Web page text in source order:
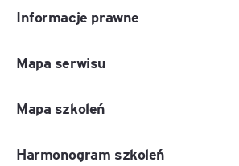
Informacje prawne
Mapa serwisu
Mapa szkoleń
Harmonogram szkoleń